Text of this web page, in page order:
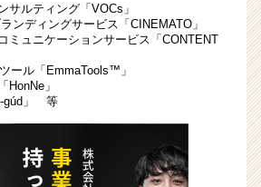
業
か
ス
カ
サルティング「VOCs」
ンディングサービス「CINEMATO」
ミュニケーションサービス「CONTENT
ール「EmmaTools™」
HonNe」
gúd」 等